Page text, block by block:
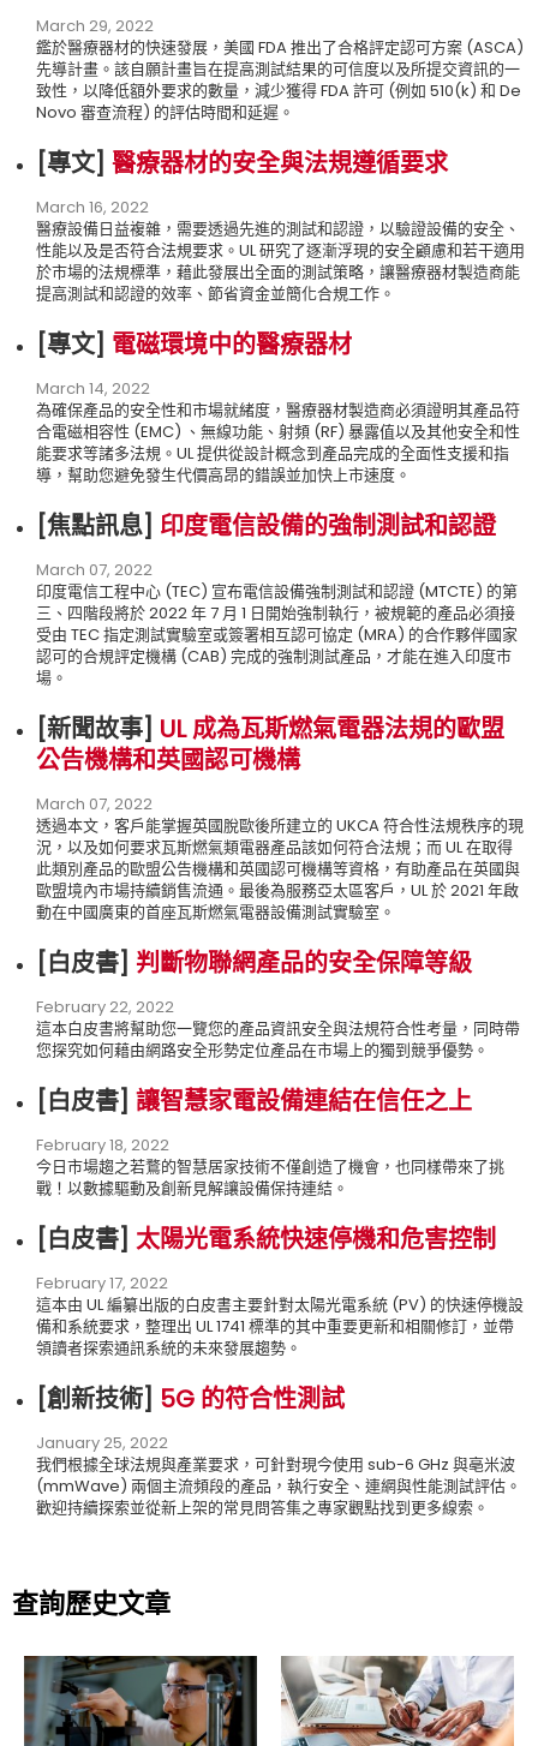
March 29, 2022
鑑於醫療器材的快速發展，美國 FDA 推出了合格評定認可方案 (ASCA)
先導計畫。該自願計畫旨在提高測試結果的可信度以及所提交資訊的一
致性，以降低額外要求的數量，減少獲得 FDA 許可 (例如 510(k) 和 De
Novo 審查流程) 的評估時間和延遲。
[專文] 醫療器材的安全與法規遵循要求
March 16, 2022
醫療設備日益複雜，需要透過先進的測試和認證，以驗證設備的安全、
性能以及是否符合法規要求。UL 研究了逐漸浮現的安全顧慮和若干適用
於市場的法規標準，藉此發展出全面的測試策略，讓醫療器材製造商能
提高測試和認證的效率、節省資金並簡化合規工作。
[專文] 電磁環境中的醫療器材
March 14, 2022
為確保產品的安全性和市場就緒度，醫療器材製造商必須證明其產品符
合電磁相容性 (EMC) 、無線功能、射頻 (RF) 暴露值以及其他安全和性
能要求等諸多法規。UL 提供從設計概念到產品完成的全面性支援和指
導，幫助您避免發生代價高昂的錯誤並加快上市速度。
[焦點訊息] 印度電信設備的強制測試和認證
March 07, 2022
印度電信工程中心 (TEC) 宣布電信設備強制測試和認證 (MTCTE) 的第
三、四階段將於 2022 年 7 月 1 日開始強制執行，被規範的產品必須接
受由 TEC 指定測試實驗室或簽署相互認可協定 (MRA) 的合作夥伴國家
認可的合規評定機構 (CAB) 完成的強制測試產品，才能在進入印度市
場。
[新聞故事] UL 成為瓦斯燃氣電器法規的歐盟
公告機構和英國認可機構
March 07, 2022
透過本文，客戶能掌握英國脫歐後所建立的 UKCA 符合性法規秩序的現
況，以及如何要求瓦斯燃氣類電器產品該如何符合法規；而 UL 在取得
此類別產品的歐盟公告機構和英國認可機構等資格，有助產品在英國與
歐盟境內市場持續銷售流通。最後為服務亞太區客戶，UL 於 2021 年啟
動在中國廣東的首座瓦斯燃氣電器設備測試實驗室。
[白皮書] 判斷物聯網產品的安全保障等級
February 22, 2022
這本白皮書將幫助您一覽您的產品資訊安全與法規符合性考量，同時帶
您探究如何藉由網路安全形勢定位產品在市場上的獨到競爭優勢。
[白皮書] 讓智慧家電設備連結在信任之上
February 18, 2022
今日市場趨之若鶩的智慧居家技術不僅創造了機會，也同樣帶來了挑
戰！以數據驅動及創新見解讓設備保持連結。
[白皮書] 太陽光電系統快速停機和危害控制
February 17, 2022
這本由 UL 編纂出版的白皮書主要針對太陽光電系統 (PV) 的快速停機設
備和系統要求，整理出 UL 1741 標準的其中重要更新和相關修訂，並帶
領讀者探索通訊系統的未來發展趨勢。
[創新技術] 5G 的符合性測試
January 25, 2022
我們根據全球法規與產業要求，可針對現今使用 sub-6 GHz 與亳米波
(mmWave) 兩個主流頻段的產品，執行安全、連網與性能測試評估。
歡迎持續探索並從新上架的常見問答集之專家觀點找到更多線索。
查詢歷史文章